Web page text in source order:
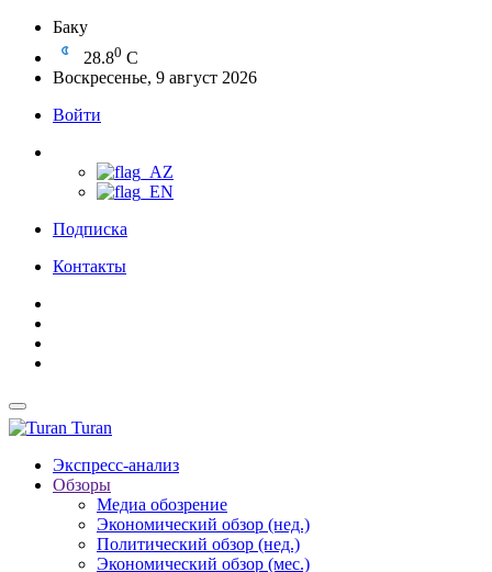
Баку
28.80 C
Воскресенье, 9 август 2026
Войти
Подписка
Контакты
Turan
Экспресс-анализ
Обзоры
Медиа обозрение
Экономический обзор (нед.)
Политический обзор (нед.)
Экономический обзор (мес.)